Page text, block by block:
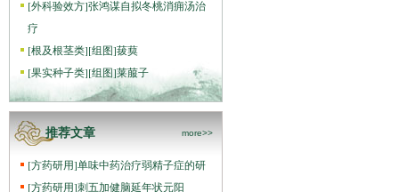
[外科验效方]张鸿谋自拟冬桃消痈汤治
疗
[根及根茎类][组图]菝葜
[果实种子类][组图]莱菔子
推荐文章 more>>
[方药研用]单味中药治疗弱精子症的研
[方药研用]刺五加健脑延年状元阳